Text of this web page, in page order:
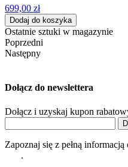
699,00 zł
Dodaj do koszyka
Ostatnie sztuki w magazynie
Poprzedni
Następny
Dołącz do newslettera
Dołącz i uzyskaj kupon
Zapoznaj się z pełną
.